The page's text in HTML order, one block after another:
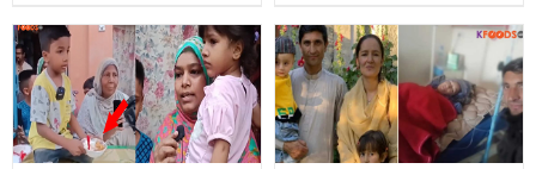
تو ان گھریلو نسخوں کے
استعمال سے خود کو تکلیف
سے بچائیں